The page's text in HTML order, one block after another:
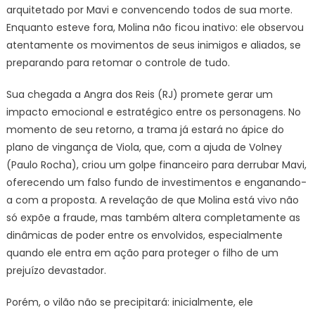
arquitetado por Mavi e convencendo todos de sua morte.
Enquanto esteve fora, Molina não ficou inativo: ele observou
atentamente os movimentos de seus inimigos e aliados, se
preparando para retomar o controle de tudo.
Sua chegada a Angra dos Reis (RJ) promete gerar um
impacto emocional e estratégico entre os personagens. No
momento de seu retorno, a trama já estará no ápice do
plano de vingança de Viola, que, com a ajuda de Volney
(Paulo Rocha), criou um golpe financeiro para derrubar Mavi,
oferecendo um falso fundo de investimentos e enganando-
a com a proposta. A revelação de que Molina está vivo não
só expõe a fraude, mas também altera completamente as
dinâmicas de poder entre os envolvidos, especialmente
quando ele entra em ação para proteger o filho de um
prejuízo devastador.
Porém, o vilão não se precipitará: inicialmente, ele